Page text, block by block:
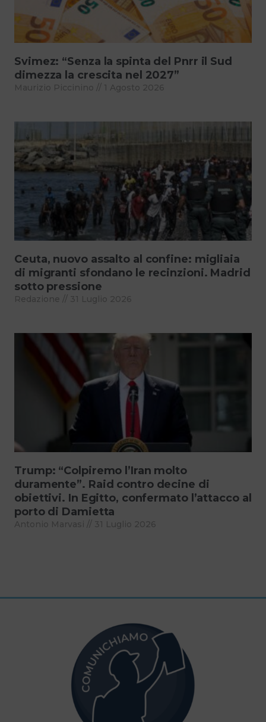
Svimez: “Senza la spinta del Pnrr il Sud
dimezza la crescita nel 2027”
Maurizio Piccinino 1 Agosto 2026
Ceuta, nuovo assalto al confine: migliaia
di migranti sfondano le recinzioni. Madrid
sotto pressione
Redazione 31 Luglio 2026
Trump: “Colpiremo l’Iran molto
duramente”. Raid contro decine di
obiettivi. In Egitto, confermato l’attacco al
porto di Damietta
Antonio Marvasi 31 Luglio 2026